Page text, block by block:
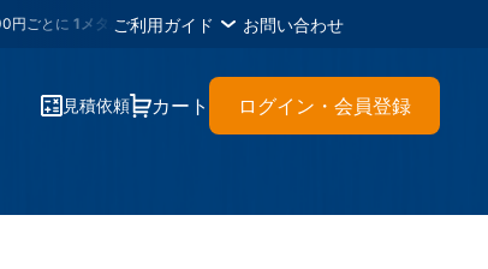
1メタルポイント・各種書類のＤＬが可能・材料に困ったらイーメタルズ
ご利用ガイド お問い合わせ
見積依頼 カート ログイン・会員登録